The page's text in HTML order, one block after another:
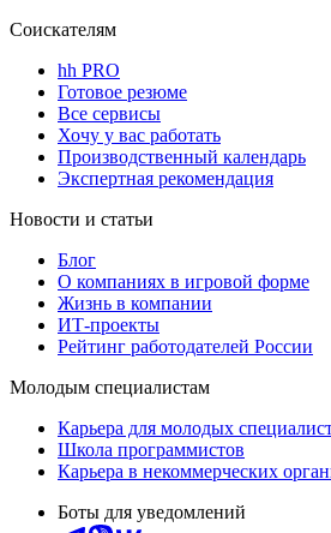
Соискателям
hh PRO
Готовое резюме
Все сервисы
Хочу у вас работать
Производственный календарь
Экспертная рекомендация
Новости и статьи
Блог
О компаниях в игровой форме
Жизнь в компании
ИТ-проекты
Рейтинг работодателей России
Молодым специалистам
Карьера для молодых
Школа программистов
Карьера в некоммерческих
Боты для уведомлений